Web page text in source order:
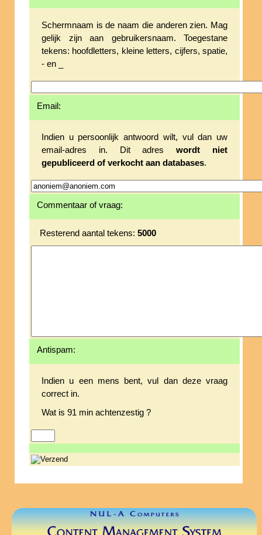
Schermnaam is de naam die anderen zien. Mag
gelijk zijn aan gebruikersnaam. Toegestane
tekens: hoofdletters, kleine letters, cijfers, spatie,
- en _
Email:
Indien u persoonlijk antwoord wilt, vul dan uw
email-adres in. Dit adreswordt niet
gepubliceerd of verkocht aan databases.
Commentaar of vraag:
Resterend aantal tekens: 5000
Antispam:
Indien u een mens bent, vul dan deze vraag
correct in.
Wat is 91 min achtenzestig ?